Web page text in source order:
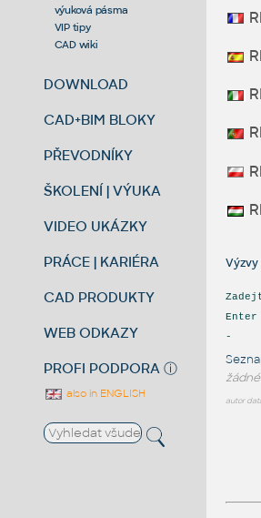
výuková pásma
VIP tipy
CAD wiki
DOWNLOAD
CAD+BIM BLOKY
PŘEVODNÍKY
ŠKOLENÍ | VÝUKA
VIDEO UKÁZKY
PRÁCE | KARIÉRA
CAD PRODUKTY
WEB ODKAZY
PROFI PODPORA ⓘ
also in ENGLISH
Výzvy
Enter
-
autor